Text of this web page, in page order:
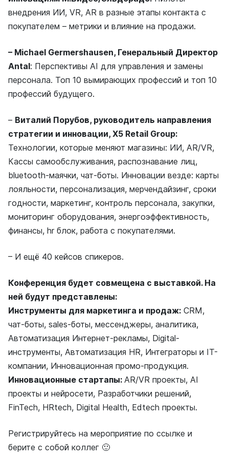
внедрения ИИ, VR, AR в разные этапы контакта с
покупателем – метрики и влияние на продажи.
– Michael Germershausen, Генеральный Директор
Antal: Перспективы AI для управления и замены
персонала. Топ 10 вымирающих профессий и топ 10
профессий будущего.
– Виталий Порубов, руководитель направления
стратегии и инновации, X5 Retail Group:
Технологии, которые меняют магазины: ИИ, AR/VR,
Кассы самообслуживания, распознавание лиц,
bluetooth-маячки, чат-боты. Инновации везде: карты
лояльности, персонализация, мерчендайзинг, сроки
годности, маркетинг, контроль персонала, закупки,
мониторинг оборудования, энергоэффективность,
финансы, hr блок, работа с покупателями.
– И ещё 40 кейсов спикеров.
Конференция будет совмещена с выставкой. На
ней будут представлены:
Инструменты для маркетинга и продаж: CRM,
чат-боты, sales-боты, мессенджеры, аналитика,
Автоматизация Интернет-рекламы, Digital-
инструменты, Автоматизация HR, Интеграторы и IT-
компании, Инновационная промо-продукция.
Инновационные стартапы: AR/VR проекты, AI
проекты и нейросети, Разработчики решений,
FinTech, HRtech, Digital Health, Edtech проекты.
Регистрируйтесь на мероприятие по ссылке и
берите с собой коллег 🙂